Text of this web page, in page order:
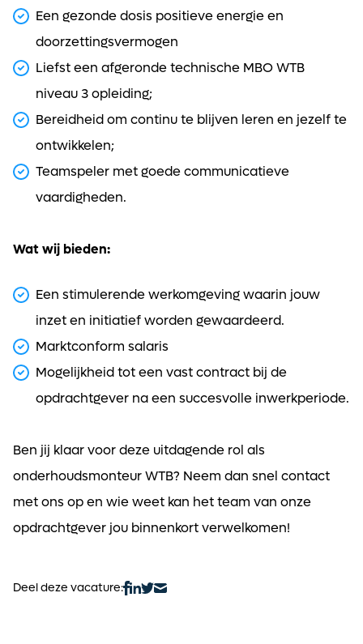
Een gezonde dosis positieve energie en
doorzettingsvermogen
Liefst een afgeronde technische MBO WTB
niveau 3 opleiding;
Bereidheid om continu te blijven leren en jezelf te
ontwikkelen;
Teamspeler met goede communicatieve
vaardigheden.
Wat wij bieden:
Een stimulerende werkomgeving waarin jouw
inzet en initiatief worden gewaardeerd.
Marktconform salaris
Mogelijkheid tot een vast contract bij de
opdrachtgever na een succesvolle inwerkperiode.
Ben jij klaar voor deze uitdagende rol als
onderhoudsmonteur WTB? Neem dan snel contact
met ons op en wie weet kan het team van onze
opdrachtgever jou binnenkort verwelkomen!
Deel deze vacature: